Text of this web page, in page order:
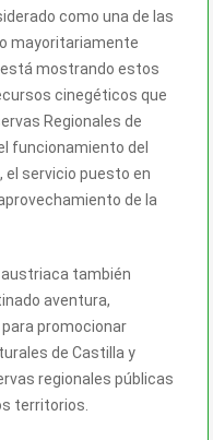
como una de las
mayoritariamente
mostrando estos
cinegéticos que
Regionales de
funcionamiento del
servicio puesto en
de la
austriaca también
aventura,
promocionar
de Castilla y
regionales públicas
territorios.